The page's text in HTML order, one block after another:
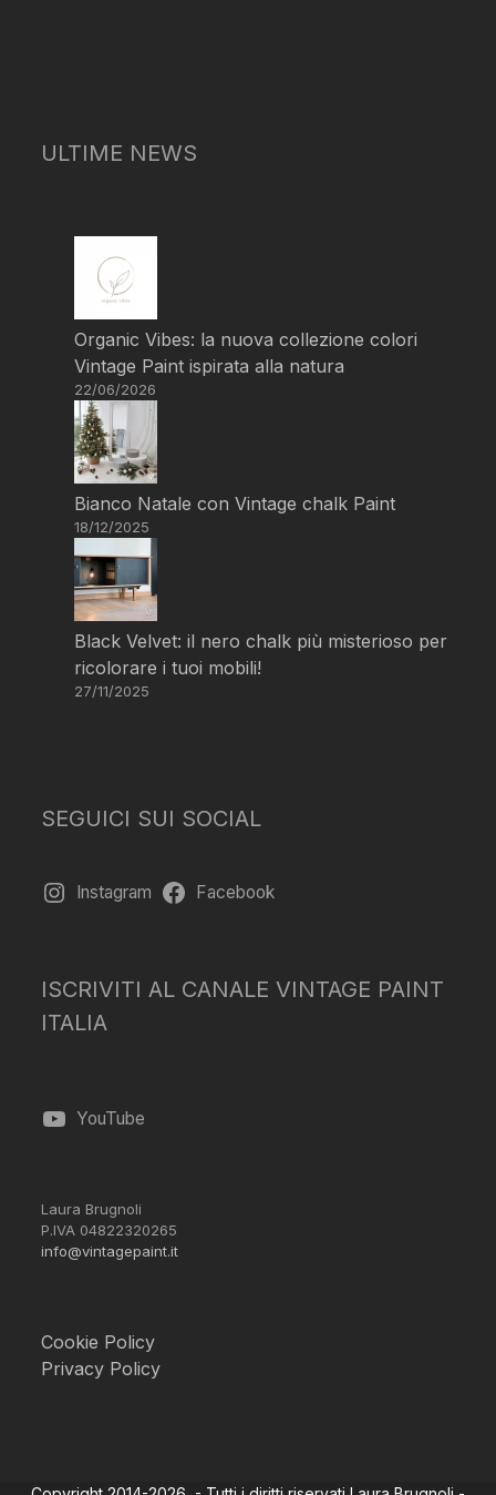
ULTIME NEWS
Organic Vibes: la nuova collezione colori
Vintage Paint ispirata alla natura
22/06/2026
Bianco Natale con Vintage chalk Paint
18/12/2025
Black Velvet: il nero chalk più misterioso per
ricolorare i tuoi mobili!
27/11/2025
SEGUICI SUI SOCIAL
Instagram Facebook
ISCRIVITI AL CANALE VINTAGE PAINT
ITALIA
YouTube
Laura Brugnoli
P.IVA 04822320265
info@vintagepaint.it
Cookie Policy
Privacy Policy